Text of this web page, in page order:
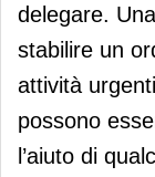
delegare.
stabilire un
attività
possono
l’aiuto di